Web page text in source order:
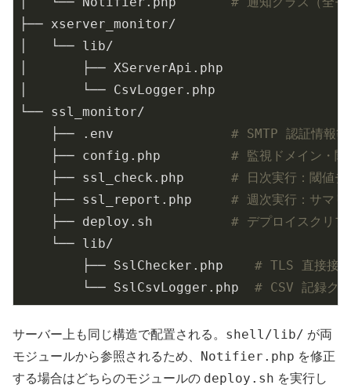
├── xserver_monitor/
│   └── lib/
│       ├── XServerApi.php
│       └── CsvLogger.php
└── ssl_monitor/
    ├── .env
# SMTP 認証情報
    ├── config.php
# 監視ドメイン・閾
    ├── ssl_check.php
# 日次実行：閾値チ
    ├── ssl_report.php
# 週次実行：サマリ
    ├── deploy.sh
# デプロイスクリプ
    └── lib/
        ├── SslChecker.php
# TLS 直接接続
        └── SslCsvLogger.php
# CSV 記録ク
サーバー上も同じ構造で配置される。 shell/lib/ が両
モジュールから参照されるため、 Notifier.php を修正
する場合はどちらのモジュールの deploy.sh を実行し